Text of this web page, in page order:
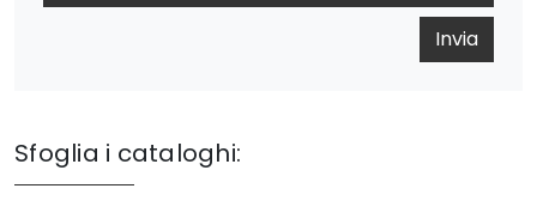
Invia
Sfoglia i cataloghi: